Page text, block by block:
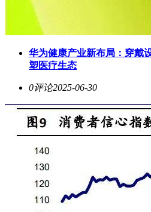
华为健康产业新布局：穿戴
塑医疗生态
0评论2025-06-30